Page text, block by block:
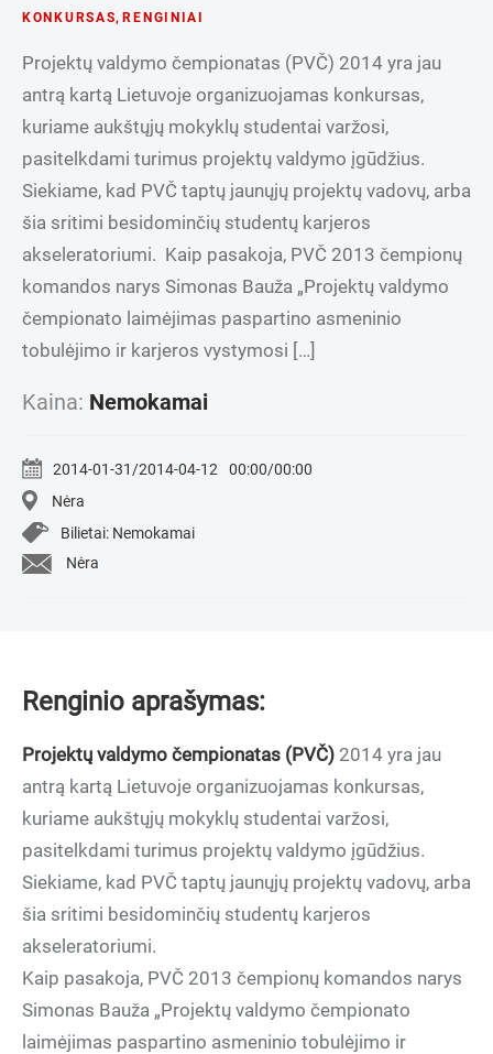
KONKURSAS, RENGINIAI
Projektų valdymo čempionatas (PVČ) 2014 yra jau
antrą kartą Lietuvoje organizuojamas konkursas,
kuriame aukštųjų mokyklų studentai varžosi,
pasitelkdami turimus projektų valdymo įgūdžius.
Siekiame, kad PVČ taptų jaunųjų projektų vadovų, arba
šia sritimi besidominčių studentų karjeros
akseleratoriumi. Kaip pasakoja, PVČ 2013 čempionų
komandos narys Simonas Bauža „Projektų valdymo
čempionato laimėjimas paspartino asmeninio
tobulėjimo ir karjeros vystymosi […]
Kaina: Nemokamai
2014-01-31/2014-04-12
00:00/00:00
Nėra
Bilietai: Nemokamai
Nėra
Renginio aprašymas:
Projektų valdymo čempionatas (PVČ) 2014 yra jau
antrą kartą Lietuvoje organizuojamas konkursas,
kuriame aukštųjų mokyklų studentai varžosi,
pasitelkdami turimus projektų valdymo įgūdžius.
Siekiame, kad PVČ taptų jaunųjų projektų vadovų, arba
šia sritimi besidominčių studentų karjeros
akseleratoriumi.
Kaip pasakoja, PVČ 2013 čempionų komandos narys
Simonas Bauža „Projektų valdymo čempionato
laimėjimas paspartino asmeninio tobulėjimo ir